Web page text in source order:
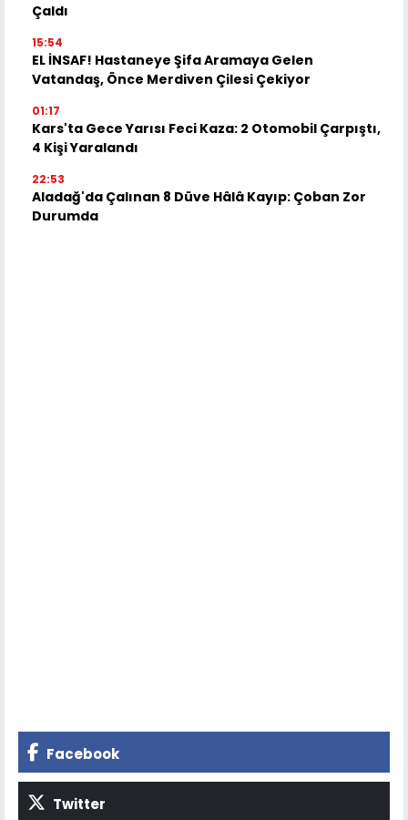
Çaldı
15:54
EL İNSAF! Hastaneye Şifa Aramaya Gelen
Vatandaş, Önce Merdiven Çilesi Çekiyor
01:17
Kars'ta Gece Yarısı Feci Kaza: 2 Otomobil Çarpıştı,
4 Kişi Yaralandı
22:53
Aladağ'da Çalınan 8 Düve Hâlâ Kayıp: Çoban Zor
Durumda
Facebook
Twitter